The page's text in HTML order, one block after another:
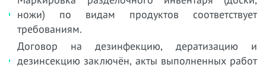
ножи) по видам продуктов соответствует
требованиям.
Договор на дезинфекцию, дератизацию и
дезинсекцию заключён, акты выполненных работ